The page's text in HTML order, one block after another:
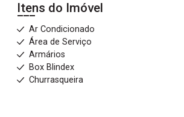
Itens do Imóvel
Ar Condicionado
Área de Serviço
Armários
Box Blindex
Churrasqueira